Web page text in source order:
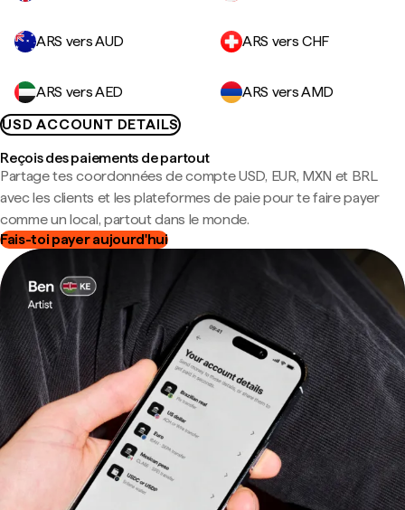
ARS vers AUD ARS vers CHF
ARS vers AED
ARS vers AMD
USD ACCOUNT DETAILS
Reçois des paiements de partout
Partage tes coordonnées de compte USD, EUR, MXN et BRL
avec les clients et les plateformes de paie pour te faire payer
comme un local, partout dans le monde.
Fais-toi payer aujourd'hui